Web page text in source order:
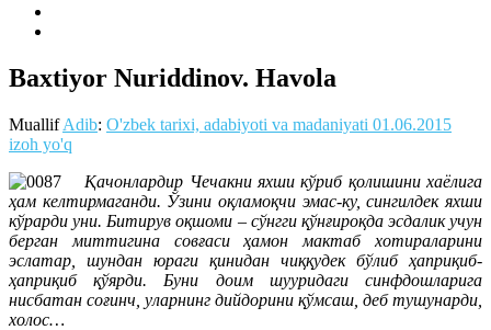
Baxtiyor Nuriddinov. Havola
MuallifAdib: O'zbek tarixi, adabiyoti va madaniyati 01.06.2015
izoh yo'q
Қачонлардир Чечакни яхши кўриб қолишини хаёлига
ҳам келтирмаганди. Ўзини оқламоқчи эмас-ку, сингилдек яхши
кўрарди уни. Битирув оқшоми – сўнгги қўнғироқда эсдалик учун
берган миттигина совғаси ҳамон мактаб хотираларини
эслатар, шундан юраги қинидан чиққудек бўлиб ҳаприқиб-
ҳаприқиб қўярди. Буни доим шууридаги синфдошларига
нисбатан соғинч, уларнинг дийдорини қўмсаш, деб тушунарди,
холос…